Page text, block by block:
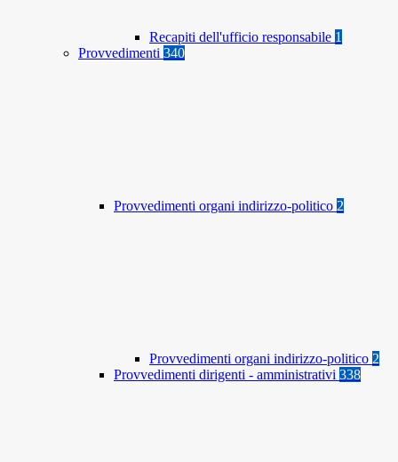
Recapiti dell'ufficio responsabile 1
Provvedimenti 340
Provvedimenti organi indirizzo-politico 2
Provvedimenti organi indirizzo-politico 2
Provvedimenti dirigenti - amministrativi 338